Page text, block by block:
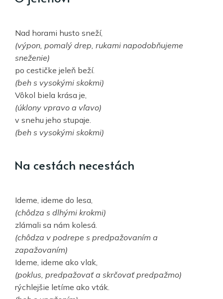
Nad horami husto sneží,
(výpon, pomalý drep, rukami napodobňujeme
sneženie)
po cestičke jeleň beží.
(beh s vysokými skokmi)
Vôkol biela krása je,
(úklony vpravo a vľavo)
v snehu jeho stupaje.
(beh s vysokými skokmi)
Na cestách necestách
Ideme, ideme do lesa,
(chôdza s dlhými krokmi)
zlámali sa nám kolesá.
(chôdza v podrepe s predpažovaním a
zapažovaním)
Ideme, ideme ako vlak,
(poklus, predpažovať a skrčovať predpažmo)
rýchlejšie letíme ako vták.